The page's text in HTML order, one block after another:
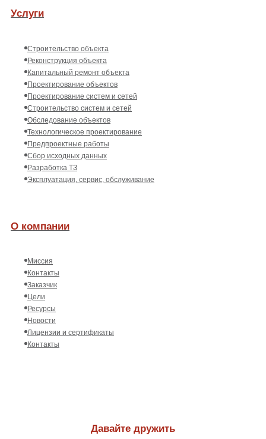
Услуги
Строительство объекта
Реконструкция объекта
Капитальный ремонт объекта
Проектирование объектов
Проектирование систем и сетей
Строительство систем и сетей
Обследование объектов
Технологическое проектирование
Предпроектные работы
Сбор исходных данных
Разработка ТЗ
Эксплуатация, сервис, обслуживание
О компании
Миссия
Контакты
Заказчик
Цели
Ресурсы
Новости
Лицензии и сертификаты
Контакты
Давайте дружить